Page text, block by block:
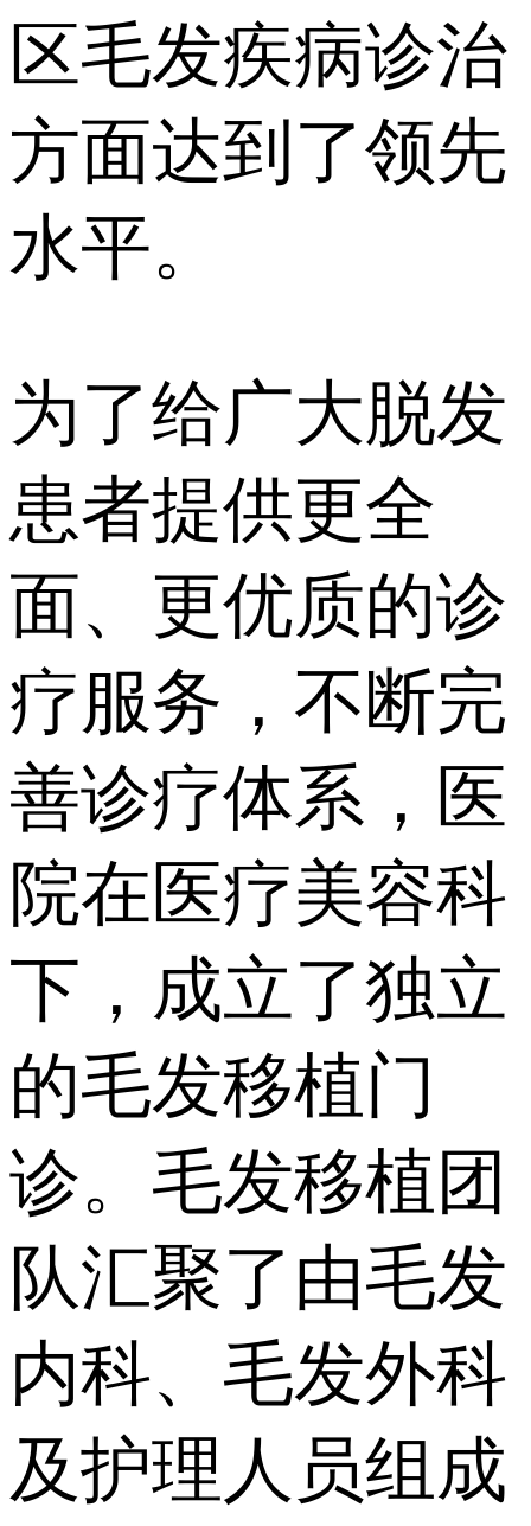
区毛发疾病诊治
方面达到了领先
水平。
为了给广大脱发
患者提供更全
面、更优质的诊
疗服务，不断完
善诊疗体系，医
院在医疗美容科
下，成立了独立
的毛发移植门
诊。毛发移植团
队汇聚了由毛发
内科、毛发外科
及护理人员组成